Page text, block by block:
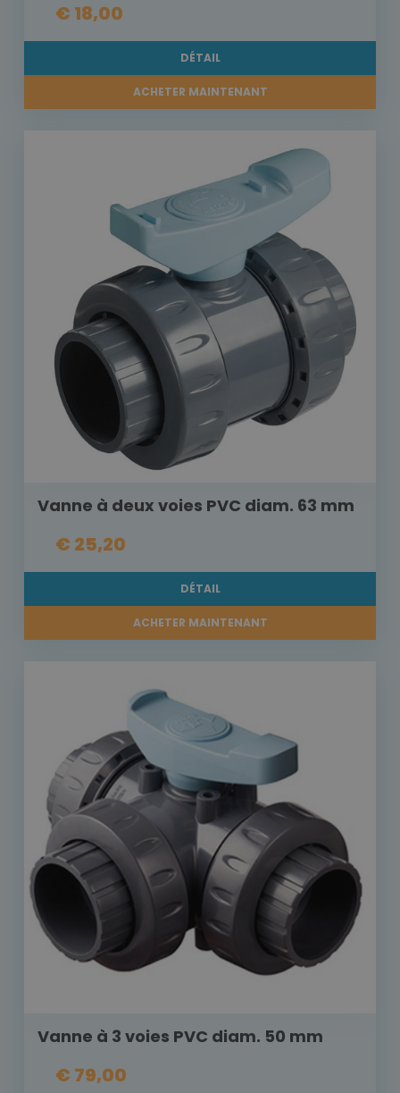
€ 18,00
DÉTAIL
ACHETER MAINTENANT
Vanne à deux voies PVC diam. 63 mm
€ 25,20
DÉTAIL
ACHETER MAINTENANT
Vanne à 3 voies PVC diam. 50 mm
€ 79,00